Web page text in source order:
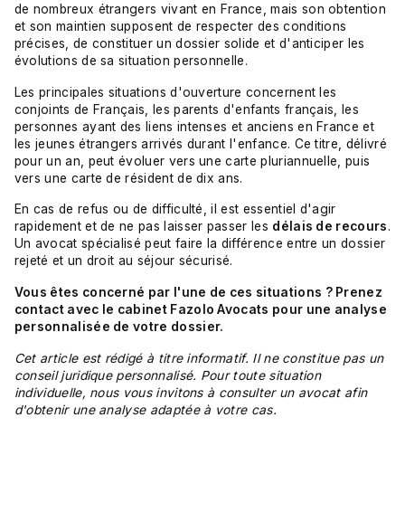
de nombreux étrangers vivant en France, mais son obtention
et son maintien supposent de respecter des conditions
précises, de constituer un dossier solide et d'anticiper les
évolutions de sa situation personnelle.
Les principales situations d'ouverture concernent les
conjoints de Français, les parents d'enfants français, les
personnes ayant des liens intenses et anciens en France et
les jeunes étrangers arrivés durant l'enfance. Ce titre, délivré
pour un an, peut évoluer vers une carte pluriannuelle, puis
vers une carte de résident de dix ans.
En cas de refus ou de difficulté, il est essentiel d'agir
rapidement et de ne pas laisser passer les délais de recours.
Un avocat spécialisé peut faire la différence entre un dossier
rejeté et un droit au séjour sécurisé.
Vous êtes concerné par l'une de ces situations ? Prenez
contact avec le cabinet Fazolo Avocats pour une analyse
personnalisée de votre dossier.
Cet article est rédigé à titre informatif. Il ne constitue pas un
conseil juridique personnalisé. Pour toute situation
individuelle, nous vous invitons à consulter un avocat afin
d'obtenir une analyse adaptée à votre cas.